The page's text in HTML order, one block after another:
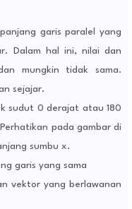
garis paralel yang
Dalam hal ini, nilai dan
mungkin tidak sama.
sejajar.
sudut 0 derajat atau 180
pada gambar di
sumbu x.
garis yang sama
vektor yang berlawanan